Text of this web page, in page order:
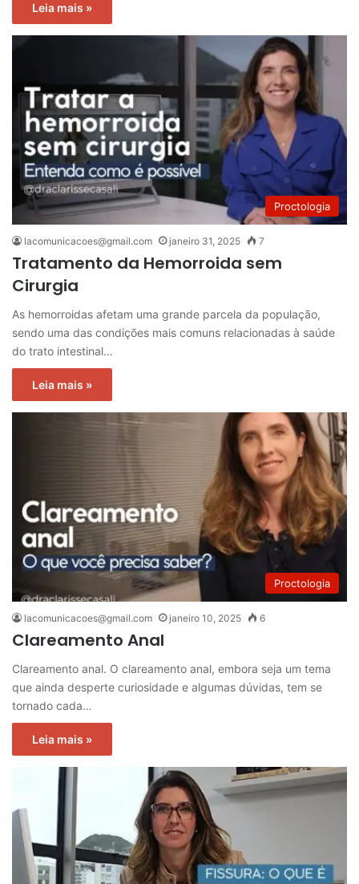
Leia mais »
Proctologia
lacomunicacoes@gmail.com janeiro 31, 2025 7
Tratamento da Hemorroida sem
Cirurgia
As hemorroidas afetam uma grande parcela da população,
sendo uma das condições mais comuns relacionadas à saúde
do trato intestinal…
Leia mais »
Proctologia
lacomunicacoes@gmail.com janeiro 10, 2025 6
Clareamento Anal
Clareamento anal. O clareamento anal, embora seja um tema
que ainda desperte curiosidade e algumas dúvidas, tem se
tornado cada…
Leia mais »